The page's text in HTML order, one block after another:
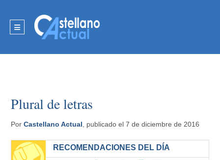
Plural de letras
PorCastellano Actual , publicado el 7 de diciembre de 2016
RECOMENDACIONES DEL DÍA